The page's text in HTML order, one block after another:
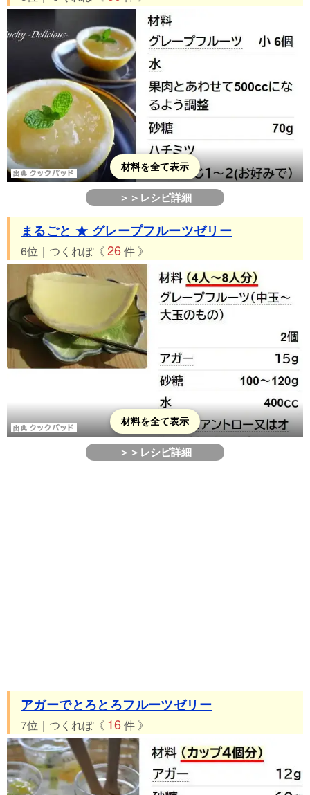
材料を全て表示
＞＞レシピ詳細
まるごと ★ グレープフルーツゼリー
6位｜つくれぽ《 26件 》
材料を全て表示
＞＞レシピ詳細
アガーでとろとろフルーツゼリー
7位｜つくれぽ《 16件 》